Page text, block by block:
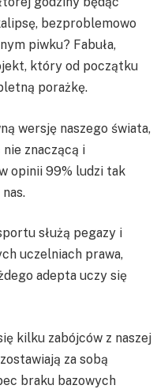
bezproblemowo
piwku? Fabuła,
który od początku
porażkę.
wersję naszego świata,
znaczącą i
opinii 99% ludzi tak
służą pegazy i
uczelniach prawa,
adepta uczy się
kilku zabójców z naszej
za sobą
braku bazowych